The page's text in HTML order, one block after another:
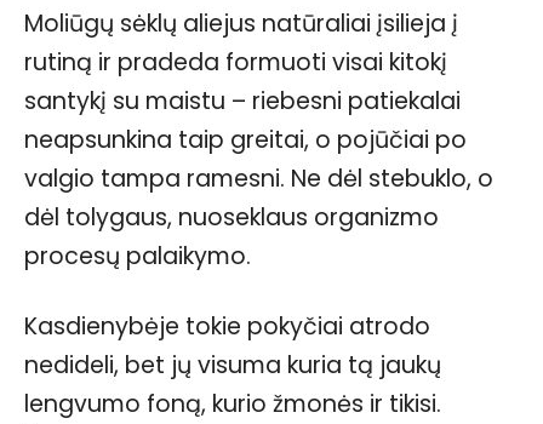
Moliūgų sėklų aliejus natūraliai įsilieja į
rutiną ir pradeda formuoti visai kitokį
santykį su maistu – riebesni patiekalai
neapsunkina taip greitai, o pojūčiai po
valgio tampa ramesni. Ne dėl stebuklo, o
dėl tolygaus, nuoseklaus organizmo
procesų palaikymo.
Kasdienybėje tokie pokyčiai atrodo
nedideli, bet jų visuma kuria tą jaukų
lengvumo foną, kurio žmonės ir tikisi.